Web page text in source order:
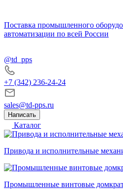
Поставка промышленного
автоматизации по всей России
@td_pps
+7 (342) 236-24-24
sales@td-pps.ru
Написать
Каталог
Привода и исполнительные
Промышленные винтовые